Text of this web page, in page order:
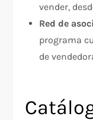
vender,
Red de
programa
de